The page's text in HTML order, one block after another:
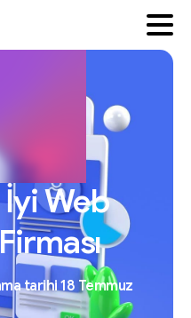
İyiWeb
Firması
tarihi 18 Temmuz